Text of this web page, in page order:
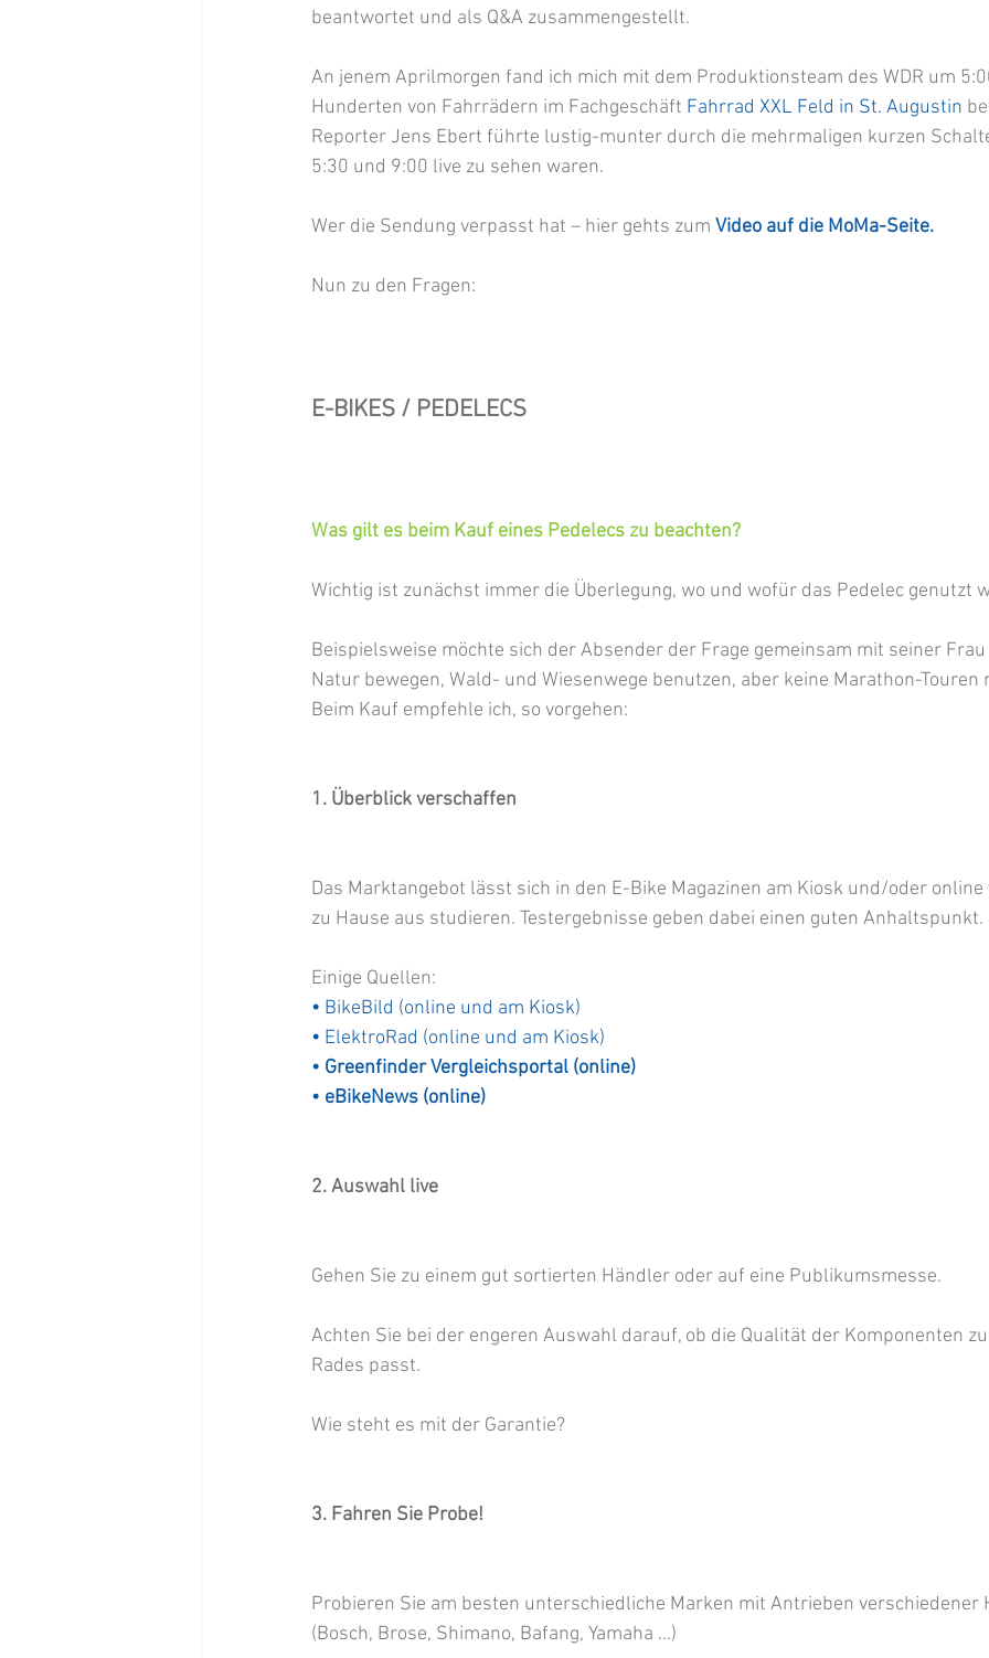
beantwortet und als Q&A zusammengestellt.
An jenem Aprilmorgen fand ich mich mit dem Produktionsteam des WDR um
Hunderten von Fahrrädern im Fachgeschäft Fahrrad XXL Feld in St. Augustin
Reporter Jens Ebert führte lustig-munter durch die mehrmaligen kurzen
5:30 und 9:00 live zu sehen waren.
Wer die Sendung verpasst hat – hier gehts zum Video auf die MoMa-Seite.
Nun zu den Fragen:
E-BIKES / PEDELECS
Was gilt es beim Kauf eines Pedelecs zu beachten?
Wichtig ist zunächst immer die Überlegung, wo und wofür das Pedelec genutzt
Beispielsweise möchte sich der Absender der Frage gemeinsam mit seiner
Natur bewegen, Wald- und Wiesenwege benutzen, aber keine Marathon-Touren
Beim Kauf empfehle ich, so vorgehen:
1. Überblick verschaffen
Das Marktangebot lässt sich in den E-Bike Magazinen am Kiosk und/oder
zu Hause aus studieren. Testergebnisse geben dabei einen guten Anhaltspunkt.
Einige Quellen:
• BikeBild (online und am Kiosk)
• ElektroRad (online und am Kiosk)
• Greenfinder Vergleichsportal (online)
• eBikeNews (online)
2. Auswahl live
Gehen Sie zu einem gut sortierten Händler oder auf eine Publikumsmesse.
Achten Sie bei der engeren Auswahl darauf, ob die Qualität der Komponenten
Rades passt.
Wie steht es mit der Garantie?
3. Fahren Sie Probe!
Probieren Sie am besten unterschiedliche Marken mit Antrieben verschiedener
(Bosch, Brose, Shimano, Bafang, Yamaha …)